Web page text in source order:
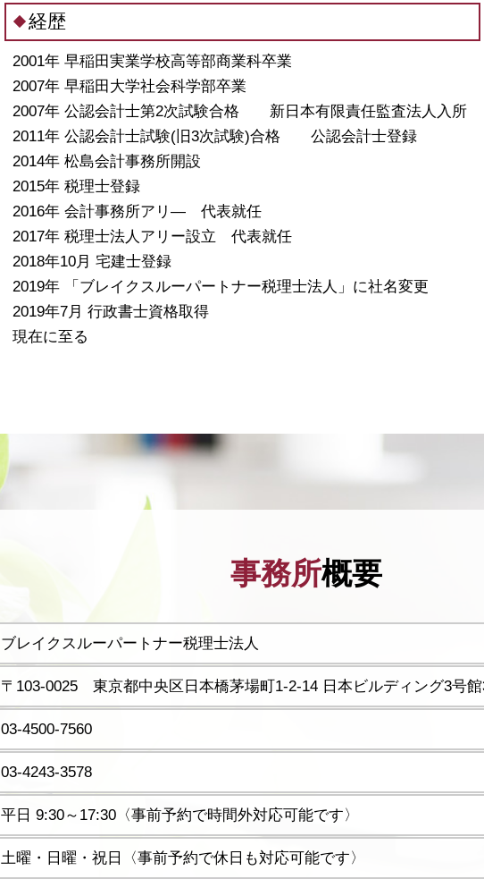
経歴
2001年 早稲田実業学校高等部商業科卒業
2007年 早稲田大学社会科学部卒業
2007年 公認会計士第2次試験合格 新日本有限責任監査法人入所
2011年 公認会計士試験(旧3次試験)合格 公認会計士登録
2014年 松島会計事務所開設
2015年 税理士登録
2016年 会計事務所アリ― 代表就任
2017年 税理士法人アリー設立 代表就任
2018年10月 宅建士登録
2019年 「ブレイクスルーパートナー税理士法人」に社名変更
2019年7月 行政書士資格取得
現在に至る
事務所概要
ブレイクスルーパートナー税理士法人
〒103-0025 東京都中央区日本橋茅場町1-2-14 日本ビルディング3号
03-4500-7560
03-4243-3578
平日 9:30～17:30〈事前予約で時間外対応可能です〉
土曜・日曜・祝日〈事前予約で休日も対応可能です〉